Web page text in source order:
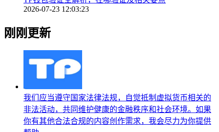
2026-07-23 12:03:23
刚刚更新
我们应当遵守国家法律法规，自觉抵制虚拟货币相关的
非法活动，共同维护健康的金融秩序和社会环境。如果
你有其他合法合规的内容创作需求，我会尽力为你提供